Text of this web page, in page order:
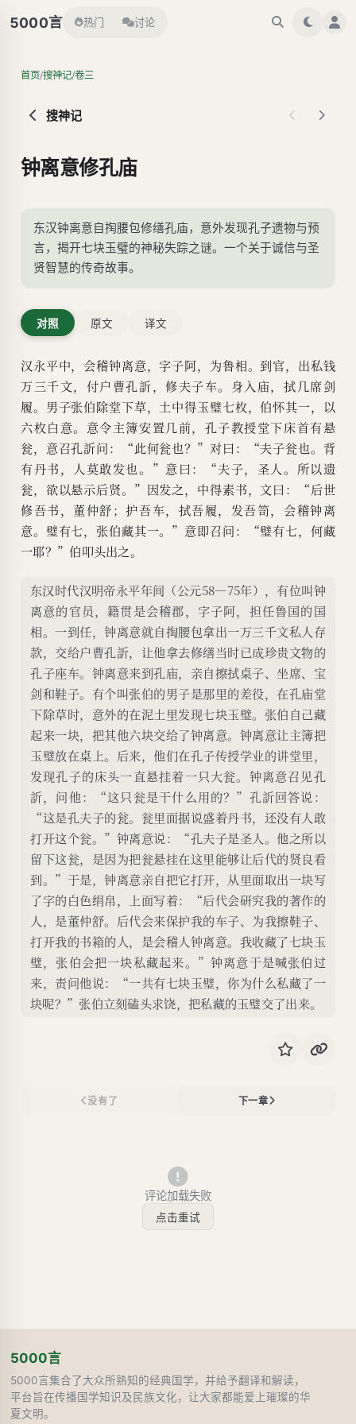
5000言 热门 讨论
首页/搜神记/卷三
搜神记
钟离意修孔庙
东汉钟离意自掏腰包修缮孔庙，意外发现孔子遗物与预
言，揭开七块玉璧的神秘失踪之谜。一个关于诚信与圣
贤智慧的传奇故事。
对照 原文 译文
汉永平中，会稽钟离意，字子阿，为鲁相。到官，出私钱
万三千文，付户曹孔訢，修夫子车。身入庙，拭几席剑
履。男子张伯除堂下草，土中得玉璧七枚，伯怀其一，以
六枚白意。意令主簿安置几前，孔子教授堂下床首有悬
瓮，意召孔訢问：“此何瓮也？”对曰：“夫子瓮也。背
有丹书，人莫敢发也。”意曰：“夫子，圣人。所以遗
瓮，欲以悬示后贤。”因发之，中得素书，文曰：“后世
修吾书，董仲舒；护吾车，拭吾履，发吾笥，会稽钟离
意。璧有七，张伯藏其一。”意即召问：“璧有七，何藏
一耶？”伯叩头出之。
东汉时代汉明帝永平年间（公元58—75年），有位叫钟
离意的官员，籍贯是会稽郡，字子阿，担任鲁国的国
相。一到任，钟离意就自掏腰包拿出一万三千文私人存
款，交给户曹孔訢，让他拿去修缮当时已成珍贵文物的
孔子座车。钟离意来到孔庙，亲自擦拭桌子、坐席、宝
剑和鞋子。有个叫张伯的男子是那里的差役，在孔庙堂
下除草时，意外的在泥土里发现七块玉璧。张伯自己藏
起来一块，把其他六块交给了钟离意。钟离意让主簿把
玉璧放在桌上。后来，他们在孔子传授学业的讲堂里，
发现孔子的床头一直悬挂着一只大瓮。钟离意召见孔
訢，问他：“这只瓮是干什么用的？”孔訢回答说：
“这是孔夫子的瓮。瓮里面据说盛着丹书，还没有人敢
打开这个瓮。”钟离意说：“孔夫子是圣人。他之所以
留下这瓮，是因为把瓮悬挂在这里能够让后代的贤良看
到。”于是，钟离意亲自把它打开，从里面取出一块写
了字的白色绢帛，上面写着：“后代会研究我的著作的
人，是董仲舒。后代会来保护我的车子、为我擦鞋子、
打开我的书箱的人，是会稽人钟离意。我收藏了七块玉
璧，张伯会把一块私藏起来。”钟离意于是喊张伯过
来，责问他说：“一共有七块玉璧，你为什么私藏了一
块呢？”张伯立刻磕头求饶，把私藏的玉璧交了出来。
没有了 下一章
评论加载失败
点击重试
5000言
5000言集合了大众所熟知的经典国学，并给予翻译和解读，
平台旨在传播国学知识及民族文化，让大家都能爱上璀璨的华
夏文明。